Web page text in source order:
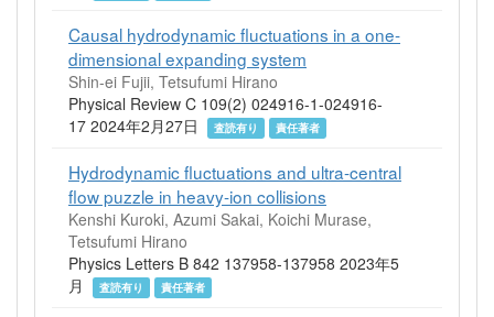
Causal hydrodynamic fluctuations in a one-
dimensional expanding system
Shin-ei Fujii, Tetsufumi Hirano
Physical Review C 109(2) 024916-1-024916-
17 2024年2月27日
査読有り 責任著者
Hydrodynamic fluctuations and ultra-central
flow puzzle in heavy-ion collisions
Kenshi Kuroki, Azumi Sakai, Koichi Murase,
Tetsufumi Hirano
Physics Letters B 842 137958-137958 2023年5
月
査読有り 責任著者